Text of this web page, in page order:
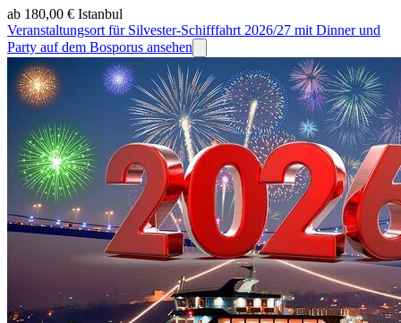
ab 180,00 € Istanbul
Veranstaltungsort für Silvester-Schifffahrt 2026/27 mit Dinner und
Party auf dem Bosporus ansehen